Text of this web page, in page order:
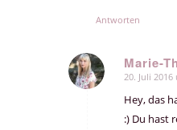
Antworten
Marie-
sagte:
20. Juli 2016
Hey, das
:) Du hast